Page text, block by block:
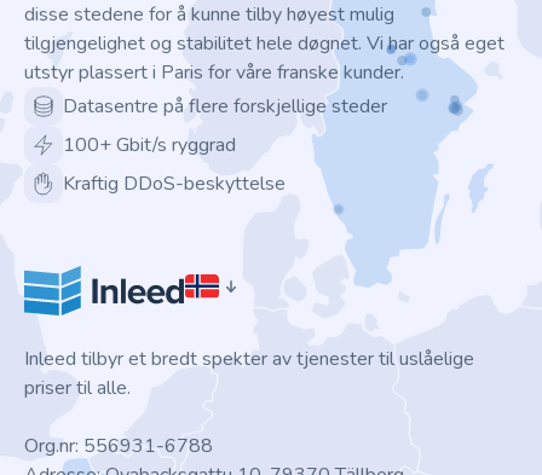
disse stedene for å kunne tilby høyest mulig
tilgjengelighet og stabilitet hele døgnet. Vi har også eget
utstyr plassert i Paris for våre franske kunder.
Datasentre på flere forskjellige steder
100+ Gbit/s ryggrad
Kraftig DDoS-beskyttelse
Inleed tilbyr et bredt spekter av tjenester til uslåelige
priser til alle.
Org.nr: 556931-6788